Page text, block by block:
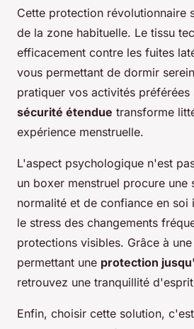
Cette protection révolutionnaire
de la zone habituelle. Le tissu
efficacement contre les fuites
vous permettant de dormir
pratiquer vos activités préférées
sécurité étendue transforme
expérience menstruelle.
L'aspect psychologique n'est
un boxer menstruel procure une
normalité et de confiance en soi
le stress des changements
protections visibles. Grâce à
permettant une protection
retrouvez une tranquillité
Enfin, choisir cette solution,